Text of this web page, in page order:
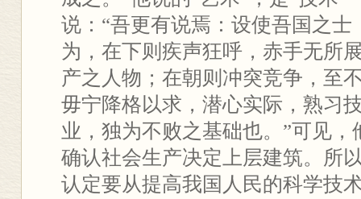
说：“吾更有说焉：设使吾国之士
为，在下则疾声狂呼，赤手无所
产之人物；在朝则冲突竞争，至
毋宁降格以求，潜心实际，熟习
业，独为不败之基础也。”可见
确认社会生产决定上层建筑。所
认定要从提高我国人民的科学技